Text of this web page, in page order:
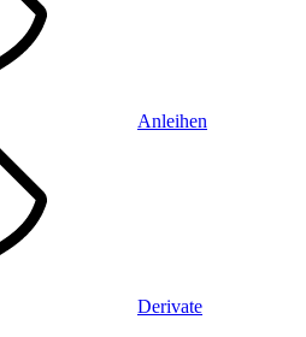
Anleihen
Derivate